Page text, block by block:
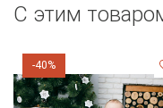
С этим
-40%